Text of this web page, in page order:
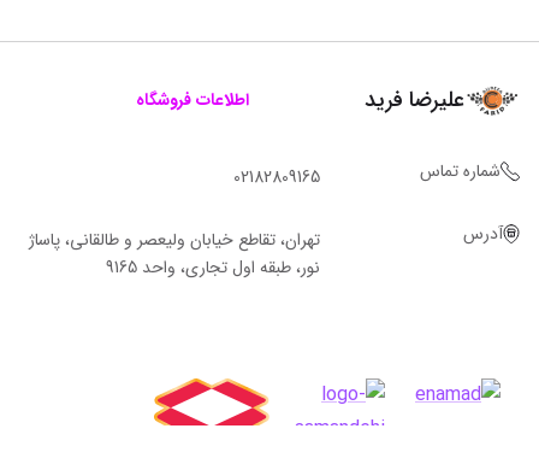
علیرضا فرید اطلاعات فروشگاه
شماره تماس 02182809165
آدرس
تهران، تقاطع خیابان ولیعصر و طالقانی، پاساژ
نور، طبقه اول تجاری، واحد 9165